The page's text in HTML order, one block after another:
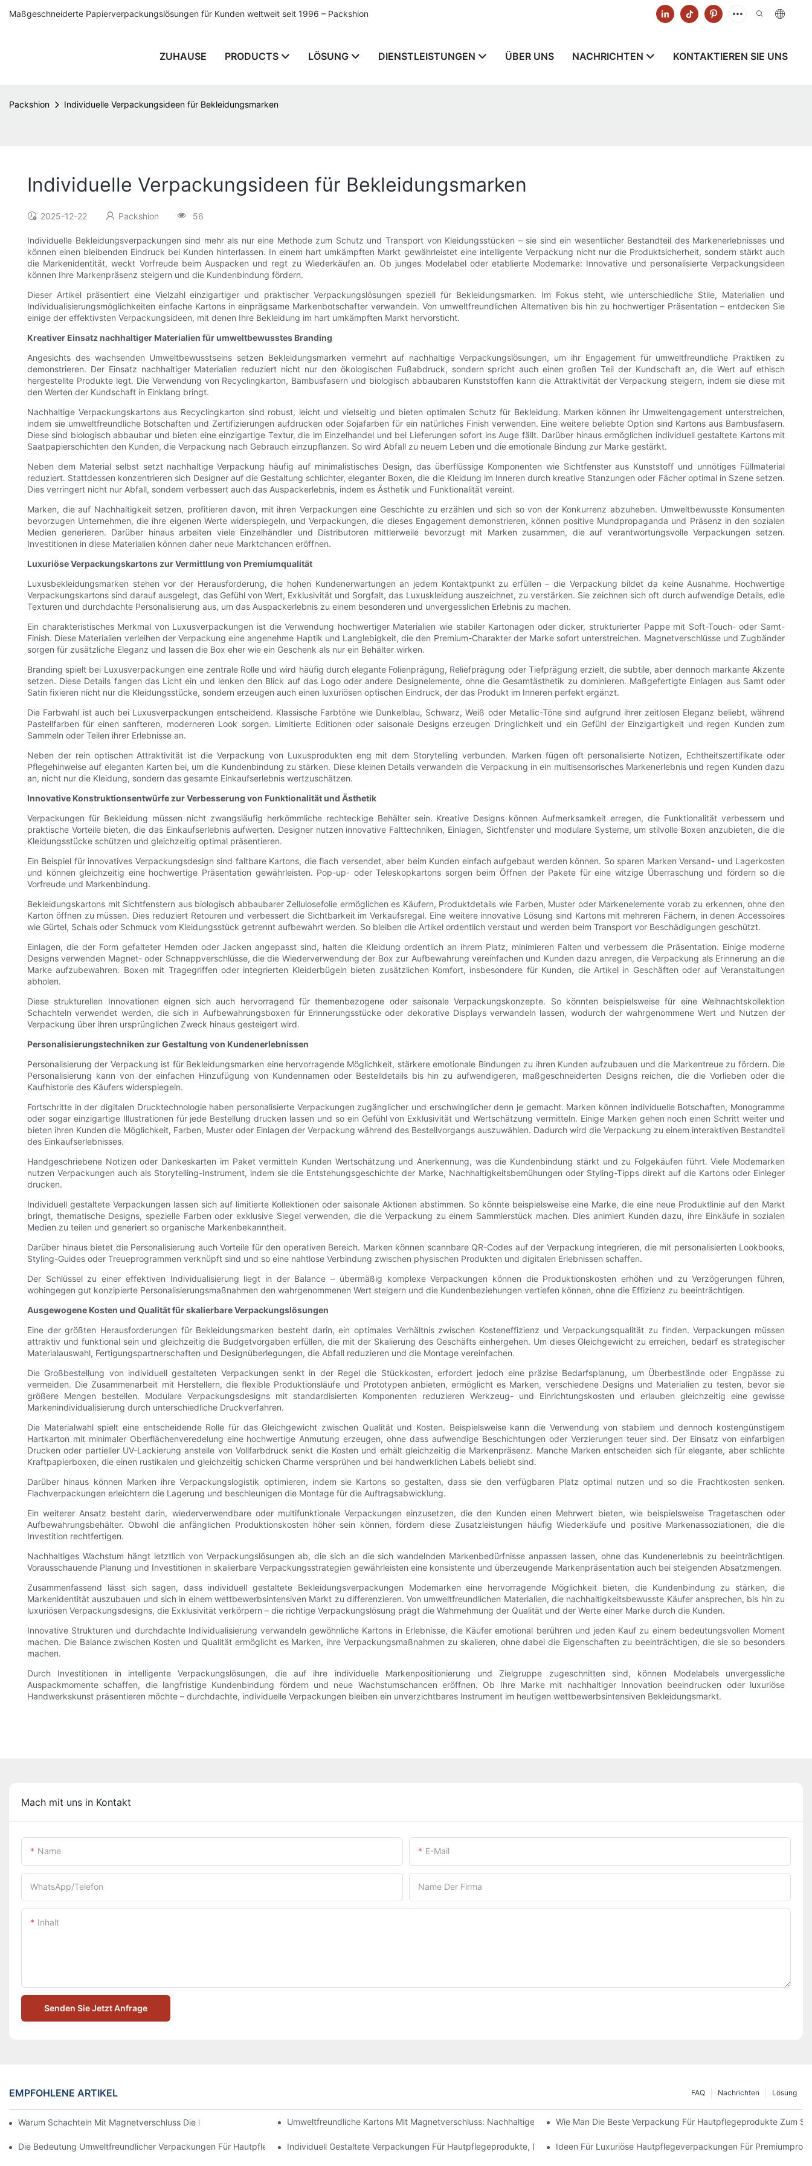
Maßgeschneiderte Papierverpackungslösungen für Kunden weltweit seit 1996 – Packshion
ZUHAUSE PRODUCTS LÖSUNG DIENSTLEISTUNGEN ÜBER UNS NACHRICHTEN KONTAKTIEREN SIE UNS
Packshion Individuelle Verpackungsideen für Bekleidungsmarken
Individuelle Verpackungsideen für Bekleidungsmarken
2025-12-22 Packshion 56
Individuelle Bekleidungsverpackungen sind mehr als nur eine Methode zum Schutz und Transport von Kleidungsstücken – sie sind ein wesentlicher Bestandteil des Markenerlebnisses und
können einen bleibenden Eindruck bei Kunden hinterlassen. In einem hart umkämpften Markt gewährleistet eine intelligente Verpackung nicht nur die Produktsicherheit, sondern stärkt auch
die Markenidentität, weckt Vorfreude beim Auspacken und regt zu Wiederkäufen an. Ob junges Modelabel oder etablierte Modemarke: Innovative und personalisierte Verpackungsideen
können Ihre Markenpräsenz steigern und die Kundenbindung fördern.
Dieser Artikel präsentiert eine Vielzahl einzigartiger und praktischer Verpackungslösungen speziell für Bekleidungsmarken. Im Fokus steht, wie unterschiedliche Stile, Materialien und
Individualisierungsmöglichkeiten einfache Kartons in einprägsame Markenbotschafter verwandeln. Von umweltfreundlichen Alternativen bis hin zu hochwertiger Präsentation – entdecken Sie
einige der effektivsten Verpackungsideen, mit denen Ihre Bekleidung im hart umkämpften Markt hervorsticht.
Kreativer Einsatz nachhaltiger Materialien für umweltbewusstes Branding
Angesichts des wachsenden Umweltbewusstseins setzen Bekleidungsmarken vermehrt auf nachhaltige Verpackungslösungen, um ihr Engagement für umweltfreundliche Praktiken zu
demonstrieren. Der Einsatz nachhaltiger Materialien reduziert nicht nur den ökologischen Fußabdruck, sondern spricht auch einen großen Teil der Kundschaft an, die Wert auf ethisch
hergestellte Produkte legt. Die Verwendung von Recyclingkarton, Bambusfasern und biologisch abbaubaren Kunststoffen kann die Attraktivität der Verpackung steigern, indem sie diese mit
den Werten der Kundschaft in Einklang bringt.
Nachhaltige Verpackungskartons aus Recyclingkarton sind robust, leicht und vielseitig und bieten optimalen Schutz für Bekleidung. Marken können ihr Umweltengagement unterstreichen,
indem sie umweltfreundliche Botschaften und Zertifizierungen aufdrucken oder Sojafarben für ein natürliches Finish verwenden. Eine weitere beliebte Option sind Kartons aus Bambusfasern.
Diese sind biologisch abbaubar und bieten eine einzigartige Textur, die im Einzelhandel und bei Lieferungen sofort ins Auge fällt. Darüber hinaus ermöglichen individuell gestaltete Kartons mit
Saatpapierschichten den Kunden, die Verpackung nach Gebrauch einzupflanzen. So wird Abfall zu neuem Leben und die emotionale Bindung zur Marke gestärkt.
Neben dem Material selbst setzt nachhaltige Verpackung häufig auf minimalistisches Design, das überflüssige Komponenten wie Sichtfenster aus Kunststoff und unnötiges Füllmaterial
reduziert. Stattdessen konzentrieren sich Designer auf die Gestaltung schlichter, eleganter Boxen, die die Kleidung im Inneren durch kreative Stanzungen oder Fächer optimal in Szene setzen.
Dies verringert nicht nur Abfall, sondern verbessert auch das Auspackerlebnis, indem es Ästhetik und Funktionalität vereint.
Marken, die auf Nachhaltigkeit setzen, profitieren davon, mit ihren Verpackungen eine Geschichte zu erzählen und sich so von der Konkurrenz abzuheben. Umweltbewusste Konsumenten
bevorzugen Unternehmen, die ihre eigenen Werte widerspiegeln, und Verpackungen, die dieses Engagement demonstrieren, können positive Mundpropaganda und Präsenz in den sozialen
Medien generieren. Darüber hinaus arbeiten viele Einzelhändler und Distributoren mittlerweile bevorzugt mit Marken zusammen, die auf verantwortungsvolle Verpackungen setzen.
Investitionen in diese Materialien können daher neue Marktchancen eröffnen.
Luxuriöse Verpackungskartons zur Vermittlung von Premiumqualität
Luxusbekleidungsmarken stehen vor der Herausforderung, die hohen Kundenerwartungen an jedem Kontaktpunkt zu erfüllen – die Verpackung bildet da keine Ausnahme. Hochwertige
Verpackungskartons sind darauf ausgelegt, das Gefühl von Wert, Exklusivität und Sorgfalt, das Luxuskleidung auszeichnet, zu verstärken. Sie zeichnen sich oft durch aufwendige Details, edle
Texturen und durchdachte Personalisierung aus, um das Auspackerlebnis zu einem besonderen und unvergesslichen Erlebnis zu machen.
Ein charakteristisches Merkmal von Luxusverpackungen ist die Verwendung hochwertiger Materialien wie stabiler Kartonagen oder dicker, strukturierter Pappe mit Soft-Touch- oder Samt-
Finish. Diese Materialien verleihen der Verpackung eine angenehme Haptik und Langlebigkeit, die den Premium-Charakter der Marke sofort unterstreichen. Magnetverschlüsse und Zugbänder
sorgen für zusätzliche Eleganz und lassen die Box eher wie ein Geschenk als nur ein Behälter wirken.
Branding spielt bei Luxusverpackungen eine zentrale Rolle und wird häufig durch elegante Folienprägung, Reliefprägung oder Tiefprägung erzielt, die subtile, aber dennoch markante Akzente
setzen. Diese Details fangen das Licht ein und lenken den Blick auf das Logo oder andere Designelemente, ohne die Gesamtästhetik zu dominieren. Maßgefertigte Einlagen aus Samt oder
Satin fixieren nicht nur die Kleidungsstücke, sondern erzeugen auch einen luxuriösen optischen Eindruck, der das Produkt im Inneren perfekt ergänzt.
Die Farbwahl ist auch bei Luxusverpackungen entscheidend. Klassische Farbtöne wie Dunkelblau, Schwarz, Weiß oder Metallic-Töne sind aufgrund ihrer zeitlosen Eleganz beliebt, während
Pastellfarben für einen sanfteren, moderneren Look sorgen. Limitierte Editionen oder saisonale Designs erzeugen Dringlichkeit und ein Gefühl der Einzigartigkeit und regen Kunden zum
Sammeln oder Teilen ihrer Erlebnisse an.
Neben der rein optischen Attraktivität ist die Verpackung von Luxusprodukten eng mit dem Storytelling verbunden. Marken fügen oft personalisierte Notizen, Echtheitszertifikate oder
Pflegehinweise auf eleganten Karten bei, um die Kundenbindung zu stärken. Diese kleinen Details verwandeln die Verpackung in ein multisensorisches Markenerlebnis und regen Kunden dazu
an, nicht nur die Kleidung, sondern das gesamte Einkaufserlebnis wertzuschätzen.
Innovative Konstruktionsentwürfe zur Verbesserung von Funktionalität und Ästhetik
Verpackungen für Bekleidung müssen nicht zwangsläufig herkömmliche rechteckige Behälter sein. Kreative Designs können Aufmerksamkeit erregen, die Funktionalität verbessern und
praktische Vorteile bieten, die das Einkaufserlebnis aufwerten. Designer nutzen innovative Falttechniken, Einlagen, Sichtfenster und modulare Systeme, um stilvolle Boxen anzubieten, die die
Kleidungsstücke schützen und gleichzeitig optimal präsentieren.
Ein Beispiel für innovatives Verpackungsdesign sind faltbare Kartons, die flach versendet, aber beim Kunden einfach aufgebaut werden können. So sparen Marken Versand- und Lagerkosten
und können gleichzeitig eine hochwertige Präsentation gewährleisten. Pop-up- oder Teleskopkartons sorgen beim Öffnen der Pakete für eine witzige Überraschung und fördern so die
Vorfreude und Markenbindung.
Bekleidungskartons mit Sichtfenstern aus biologisch abbaubarer Zellulosefolie ermöglichen es Käufern, Produktdetails wie Farben, Muster oder Markenelemente vorab zu erkennen, ohne den
Karton öffnen zu müssen. Dies reduziert Retouren und verbessert die Sichtbarkeit im Verkaufsregal. Eine weitere innovative Lösung sind Kartons mit mehreren Fächern, in denen Accessoires
wie Gürtel, Schals oder Schmuck vom Kleidungsstück getrennt aufbewahrt werden. So bleiben die Artikel ordentlich verstaut und werden beim Transport vor Beschädigungen geschützt.
Einlagen, die der Form gefalteter Hemden oder Jacken angepasst sind, halten die Kleidung ordentlich an ihrem Platz, minimieren Falten und verbessern die Präsentation. Einige moderne
Designs verwenden Magnet- oder Schnappverschlüsse, die die Wiederverwendung der Box zur Aufbewahrung vereinfachen und Kunden dazu anregen, die Verpackung als Erinnerung an die
Marke aufzubewahren. Boxen mit Tragegriffen oder integrierten Kleiderbügeln bieten zusätzlichen Komfort, insbesondere für Kunden, die Artikel in Geschäften oder auf Veranstaltungen
abholen.
Diese strukturellen Innovationen eignen sich auch hervorragend für themenbezogene oder saisonale Verpackungskonzepte. So könnten beispielsweise für eine Weihnachtskollektion
Schachteln verwendet werden, die sich in Aufbewahrungsboxen für Erinnerungsstücke oder dekorative Displays verwandeln lassen, wodurch der wahrgenommene Wert und Nutzen der
Verpackung über ihren ursprünglichen Zweck hinaus gesteigert wird.
Personalisierungstechniken zur Gestaltung von Kundenerlebnissen
Personalisierung der Verpackung ist für Bekleidungsmarken eine hervorragende Möglichkeit, stärkere emotionale Bindungen zu ihren Kunden aufzubauen und die Markentreue zu fördern. Die
Personalisierung kann von der einfachen Hinzufügung von Kundennamen oder Bestelldetails bis hin zu aufwendigeren, maßgeschneiderten Designs reichen, die die Vorlieben oder die
Kaufhistorie des Käufers widerspiegeln.
Fortschritte in der digitalen Drucktechnologie haben personalisierte Verpackungen zugänglicher und erschwinglicher denn je gemacht. Marken können individuelle Botschaften, Monogramme
oder sogar einzigartige Illustrationen für jede Bestellung drucken lassen und so ein Gefühl von Exklusivität und Wertschätzung vermitteln. Einige Marken gehen noch einen Schritt weiter und
bieten ihren Kunden die Möglichkeit, Farben, Muster oder Einlagen der Verpackung während des Bestellvorgangs auszuwählen. Dadurch wird die Verpackung zu einem interaktiven Bestandteil
des Einkaufserlebnisses.
Handgeschriebene Notizen oder Dankeskarten im Paket vermitteln Kunden Wertschätzung und Anerkennung, was die Kundenbindung stärkt und zu Folgekäufen führt. Viele Modemarken
nutzen Verpackungen auch als Storytelling-Instrument, indem sie die Entstehungsgeschichte der Marke, Nachhaltigkeitsbemühungen oder Styling-Tipps direkt auf die Kartons oder Einleger
drucken.
Individuell gestaltete Verpackungen lassen sich auf limitierte Kollektionen oder saisonale Aktionen abstimmen. So könnte beispielsweise eine Marke, die eine neue Produktlinie auf den Markt
bringt, thematische Designs, spezielle Farben oder exklusive Siegel verwenden, die die Verpackung zu einem Sammlerstück machen. Dies animiert Kunden dazu, ihre Einkäufe in sozialen
Medien zu teilen und generiert so organische Markenbekanntheit.
Darüber hinaus bietet die Personalisierung auch Vorteile für den operativen Bereich. Marken können scannbare QR-Codes auf der Verpackung integrieren, die mit personalisierten Lookbooks,
Styling-Guides oder Treueprogrammen verknüpft sind und so eine nahtlose Verbindung zwischen physischen Produkten und digitalen Erlebnissen schaffen.
Der Schlüssel zu einer effektiven Individualisierung liegt in der Balance – übermäßig komplexe Verpackungen können die Produktionskosten erhöhen und zu Verzögerungen führen,
wohingegen gut konzipierte Personalisierungsmaßnahmen den wahrgenommenen Wert steigern und die Kundenbeziehungen vertiefen können, ohne die Effizienz zu beeinträchtigen.
Ausgewogene Kosten und Qualität für skalierbare Verpackungslösungen
Eine der größten Herausforderungen für Bekleidungsmarken besteht darin, ein optimales Verhältnis zwischen Kosteneffizienz und Verpackungsqualität zu finden. Verpackungen müssen
attraktiv und funktional sein und gleichzeitig die Budgetvorgaben erfüllen, die mit der Skalierung des Geschäfts einhergehen. Um dieses Gleichgewicht zu erreichen, bedarf es strategischer
Materialauswahl, Fertigungspartnerschaften und Designüberlegungen, die Abfall reduzieren und die Montage vereinfachen.
Die Großbestellung von individuell gestalteten Verpackungen senkt in der Regel die Stückkosten, erfordert jedoch eine präzise Bedarfsplanung, um Überbestände oder Engpässe zu
vermeiden. Die Zusammenarbeit mit Herstellern, die flexible Produktionsläufe und Prototypen anbieten, ermöglicht es Marken, verschiedene Designs und Materialien zu testen, bevor sie
größere Mengen bestellen. Modulare Verpackungsdesigns mit standardisierten Komponenten reduzieren Werkzeug- und Einrichtungskosten und erlauben gleichzeitig eine gewisse
Markenindividualisierung durch unterschiedliche Druckverfahren.
Die Materialwahl spielt eine entscheidende Rolle für das Gleichgewicht zwischen Qualität und Kosten. Beispielsweise kann die Verwendung von stabilem und dennoch kostengünstigem
Hartkarton mit minimaler Oberflächenveredelung eine hochwertige Anmutung erzeugen, ohne dass aufwendige Beschichtungen oder Verzierungen teuer sind. Der Einsatz von einfarbigen
Drucken oder partieller UV-Lackierung anstelle von Vollfarbdruck senkt die Kosten und erhält gleichzeitig die Markenpräsenz. Manche Marken entscheiden sich für elegante, aber schlichte
Kraftpapierboxen, die einen rustikalen und gleichzeitig schicken Charme versprühen und bei handwerklichen Labels beliebt sind.
Darüber hinaus können Marken ihre Verpackungslogistik optimieren, indem sie Kartons so gestalten, dass sie den verfügbaren Platz optimal nutzen und so die Frachtkosten senken.
Flachverpackungen erleichtern die Lagerung und beschleunigen die Montage für die Auftragsabwicklung.
Ein weiterer Ansatz besteht darin, wiederverwendbare oder multifunktionale Verpackungen einzusetzen, die den Kunden einen Mehrwert bieten, wie beispielsweise Tragetaschen oder
Aufbewahrungsbehälter. Obwohl die anfänglichen Produktionskosten höher sein können, fördern diese Zusatzleistungen häufig Wiederkäufe und positive Markenassoziationen, die die
Investition rechtfertigen.
Nachhaltiges Wachstum hängt letztlich von Verpackungslösungen ab, die sich an die sich wandelnden Markenbedürfnisse anpassen lassen, ohne das Kundenerlebnis zu beeinträchtigen.
Vorausschauende Planung und Investitionen in skalierbare Verpackungsstrategien gewährleisten eine konsistente und überzeugende Markenpräsentation auch bei steigenden Absatzmengen.
Zusammenfassend lässt sich sagen, dass individuell gestaltete Bekleidungsverpackungen Modemarken eine hervorragende Möglichkeit bieten, die Kundenbindung zu stärken, die
Markenidentität auszubauen und sich in einem wettbewerbsintensiven Markt zu differenzieren. Von umweltfreundlichen Materialien, die nachhaltigkeitsbewusste Käufer ansprechen, bis hin zu
luxuriösen Verpackungsdesigns, die Exklusivität verkörpern – die richtige Verpackungslösung prägt die Wahrnehmung der Qualität und der Werte einer Marke durch die Kunden.
Innovative Strukturen und durchdachte Individualisierung verwandeln gewöhnliche Kartons in Erlebnisse, die Käufer emotional berühren und jeden Kauf zu einem bedeutungsvollen Moment
machen. Die Balance zwischen Kosten und Qualität ermöglicht es Marken, ihre Verpackungsmaßnahmen zu skalieren, ohne dabei die Eigenschaften zu beeinträchtigen, die sie so besonders
machen.
Durch Investitionen in intelligente Verpackungslösungen, die auf ihre individuelle Markenpositionierung und Zielgruppe zugeschnitten sind, können Modelabels unvergessliche
Auspackmomente schaffen, die langfristige Kundenbindung fördern und neue Wachstumschancen eröffnen. Ob Ihre Marke mit nachhaltiger Innovation beeindrucken oder luxuriöse
Handwerkskunst präsentieren möchte – durchdachte, individuelle Verpackungen bleiben ein unverzichtbares Instrument im heutigen wettbewerbsintensiven Bekleidungsmarkt.
Mach mit uns in Kontakt
Name E-Mail
WhatsApp/Telefon Name Der Firma
Inhalt
Senden Sie Jetzt Anfrage
EMPFOHLENE ARTIKEL Lösung
Nachrichten
FAQ
Warum Schachteln Mit Magnetverschluss Die Beste Wahl Für Hochwertige Verpackungen SindUmweltfreundliche Kartons Mit Magnetverschluss: Nachhaltige VerpackungslösungenWie Man Die Beste Verpackung Für Hautpflegeprodukte Zum
Die Bedeutung Umweltfreundlicher Verpackungen Für HautpflegeprodukteIndividuell Gestaltete Verpackungen Für Hautpflegeprodukte, Die Markentreue FördernIdeen Für Luxuriöse Hautpflegeverpackungen Für